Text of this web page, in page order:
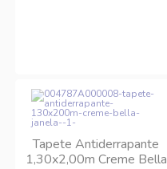
Tapete Antiderrapante
1,30x2,00m Creme Bella